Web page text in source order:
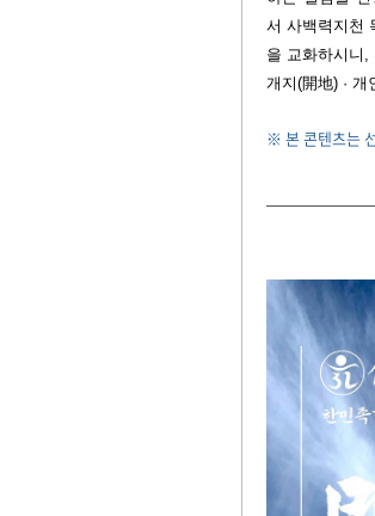
서 사백력지천
을 교화하시니,
개지(開地) · 개
※ 본 콘텐츠는